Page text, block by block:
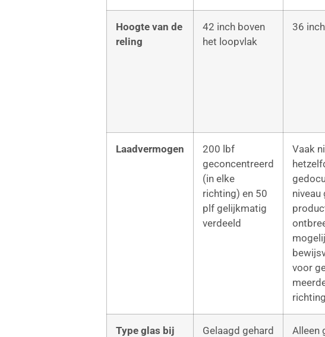
Hoogte van de
reling
42 inch boven
het loopvlak
36
Laadvermogen
200 lbf
geconcentreerd
(in elke
richting) en 50
plf gelijkmatig
verdeeld
Vaak
niveau
voor
Type glas bij
Gelaagd gehard
Alleen